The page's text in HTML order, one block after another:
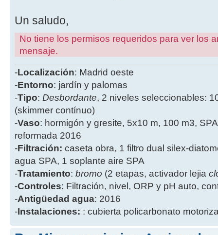
Un saludo,
No tiene los permisos requeridos para ver los
mensaje.
-Localización: Madrid oeste
-Entorno: jardín y palomas
-Tipo: Desbordante, 2 niveles seleccionables:
(skimmer contínuo)
-Vaso: hormigón y gresite, 5x10 m, 100 m3,
reformada 2016
-Filtración: caseta obra, 1 filtro dual silex-
agua SPA, 1 soplante aire SPA
-Tratamiento: bromo (2 etapas, activador lejia
-Controles: Filtración, nivel, ORP y pH auto,
-Antigüedad agua: 2016
-Instalaciones: : cubierta policarbonato